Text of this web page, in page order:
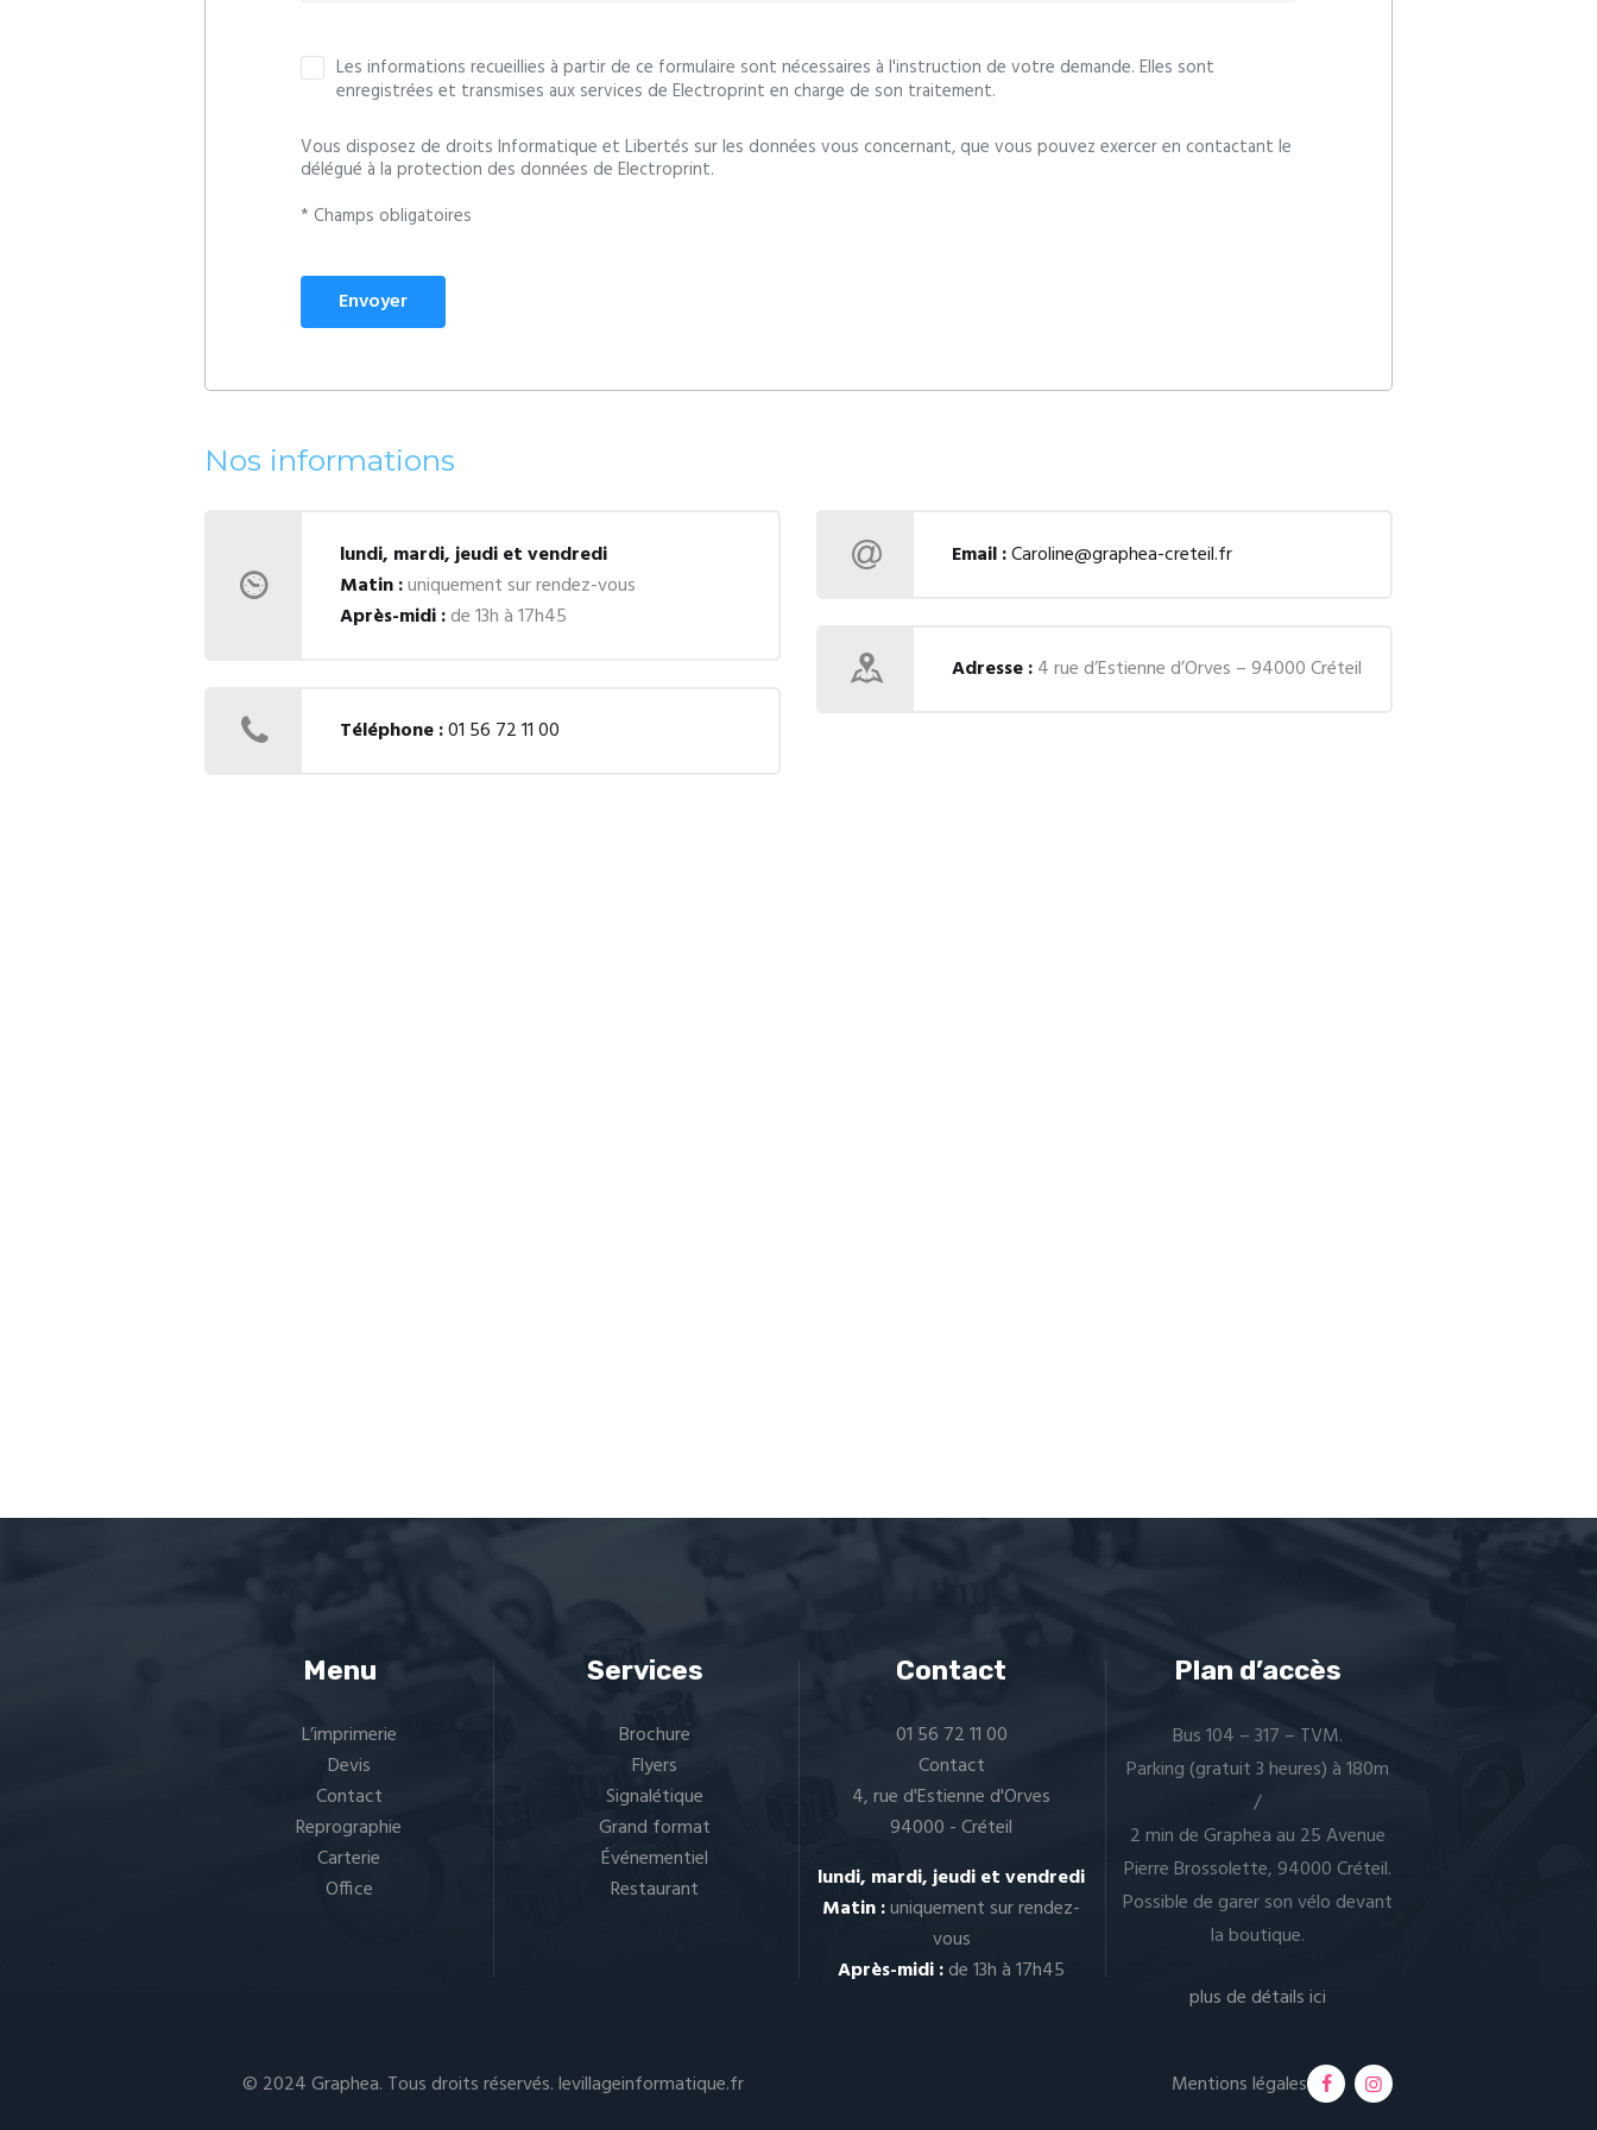
Les informations recueillies à partir de ce formulaire sont nécessaires à l'instruction de votre demande. Elles sont
enregistrées et transmises aux services de Electroprint en charge de son traitement.
Vous disposez de droits Informatique et Libertés sur les données vous concernant, que vous pouvez exercer en contactant le
délégué à la protection des données de Electroprint.
* Champs obligatoires
Envoyer
Nos informations
lundi, mardi, jeudi et vendredi
Matin :uniquement sur rendez-vous
Après-midi :de 13h à 17h45
Téléphone :01 56 72 11 00
Email :Caroline@graphea-creteil.fr
Adresse :4 rue d’Estienne d’Orves – 94000 Créteil
Menu
L’imprimerie
Devis
Contact
Reprographie
Carterie
Office
Services
Brochure
Flyers
Signalétique
Grand format
Événementiel
Restaurant
Contact
01 56 72 11 00
Contact
4, rue d'Estienne d'Orves
94000 - Créteil
lundi, mardi, jeudi et vendredi
Matin :uniquement surrendez-
vous
Après-midi :de 13h à 17h45
Plan d’accès
Bus 104 – 317 – TVM.
Parking (gratuit 3 heures) à 180m
/
2 min de Graphea au 25 Avenue
Pierre Brossolette, 94000 Créteil.
Possible de garer son vélo devant
la boutique.
plus de détails ici
© 2024 Graphea. Tous droits réservés.levillageinformatique.fr Mentions légales